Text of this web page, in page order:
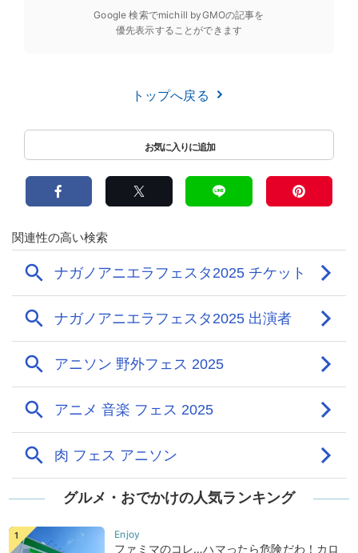
Google 検索でmichill byGMOの記事を
優先表示することができます
トップへ戻る
グルメ・おでかけの人気ランキング
ファミマのコレ…ハマったら危険だわ！カロ